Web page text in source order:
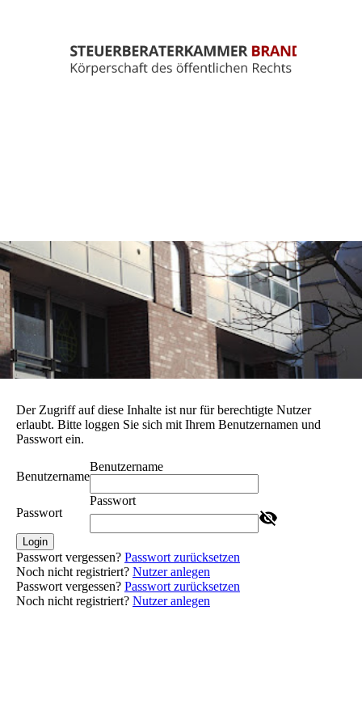
Der Zugriff auf diese Inhalte ist nur für berechtigte Nutzer
erlaubt. Bitte loggen Sie sich mit Ihrem Benutzernamen und
Passwort ein.
Benutzername
Benutzername
Passwort
Passwort
Login
Passwort vergessen? Passwort zurücksetzen
Noch nicht registriert? Nutzer anlegen
Passwort vergessen? Passwort zurücksetzen
Noch nicht registriert? Nutzer anlegen